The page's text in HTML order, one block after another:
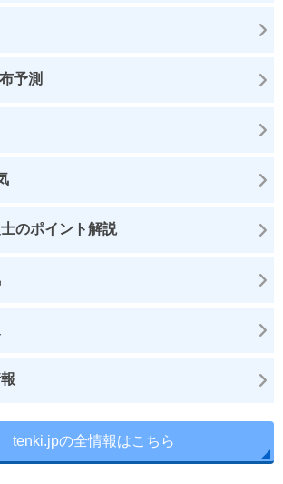
予測
のポイント解説
tenki.jpの全情報はこちら